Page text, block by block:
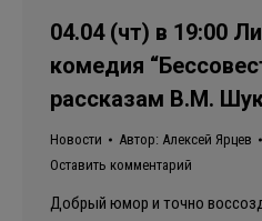
04.04 (чт) в 19:00
комедия
рассказам В.М.
Новости Автор: Алексей Ярцев
Оставить комментарий
Добрый юмор и точно